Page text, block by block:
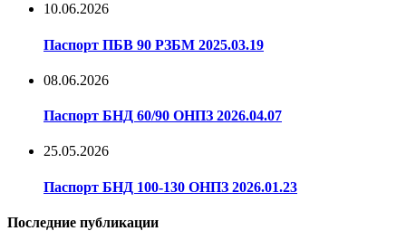
10.06.2026
Паспорт ПБВ 90 РЗБМ 2025.03.19
08.06.2026
Паспорт БНД 60/90 ОНПЗ 2026.04.07
25.05.2026
Паспорт БНД 100-130 ОНПЗ 2026.01.23
Последние публикации